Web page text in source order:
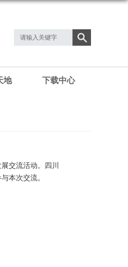
地 下载中心
交流活动。四川
本次交流。